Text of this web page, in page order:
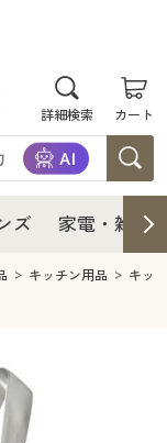
詳細検索 カート
ズ 家電・雑貨
キッチン用品 キッ